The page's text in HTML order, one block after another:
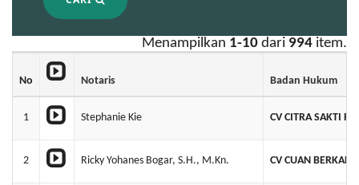
Menampilkan 1-10 dari 994 item.
No Notaris Badan Hukum
1 Stephanie Kie CV CITRA SAKTI
2 Ricky Yohanes Bogar, S.H., M.Kn. CV CUAN BERKAH